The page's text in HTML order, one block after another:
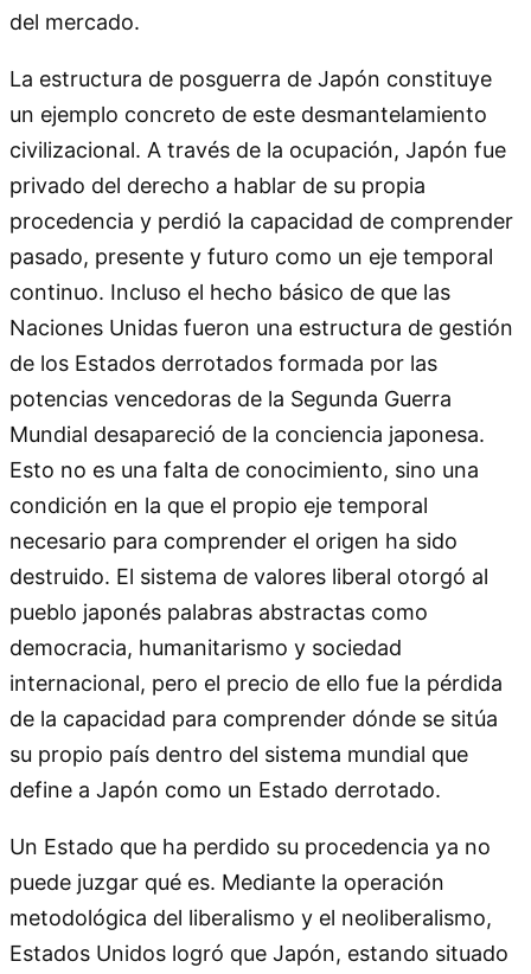
del mercado.
La estructura de posguerra de Japón constituye
un ejemplo concreto de este desmantelamiento
civilizacional. A través de la ocupación, Japón fue
privado del derecho a hablar de su propia
procedencia y perdió la capacidad de comprender
pasado, presente y futuro como un eje temporal
continuo. Incluso el hecho básico de que las
Naciones Unidas fueron una estructura de gestión
de los Estados derrotados formada por las
potencias vencedoras de la Segunda Guerra
Mundial desapareció de la conciencia japonesa.
Esto no es una falta de conocimiento, sino una
condición en la que el propio eje temporal
necesario para comprender el origen ha sido
destruido. El sistema de valores liberal otorgó al
pueblo japonés palabras abstractas como
democracia, humanitarismo y sociedad
internacional, pero el precio de ello fue la pérdida
de la capacidad para comprender dónde se sitúa
su propio país dentro del sistema mundial que
define a Japón como un Estado derrotado.
Un Estado que ha perdido su procedencia ya no
puede juzgar qué es. Mediante la operación
metodológica del liberalismo y el neoliberalismo,
Estados Unidos logró que Japón, estando situado